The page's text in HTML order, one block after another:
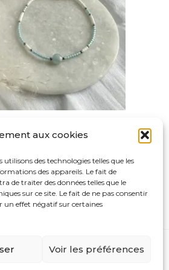
aux cookies
des technologies telles que les
des appareils. Le fait de
de traiter des données telles que le
sur ce site. Le fait de ne pas consentir
un effet négatif sur certaines
Voir les préférences
options
variations.
Les
options
peuvent
être
choisies
la
du
produit